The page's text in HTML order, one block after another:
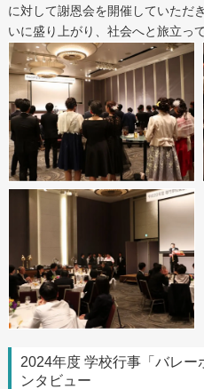
に対して謝恩会を開催していただ
いに盛り上がり、社会へと旅立っ
2024年度 学校行事「バレー
ンタビュー